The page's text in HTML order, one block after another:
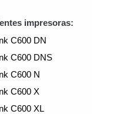
impresoras:
C600 DN
C600 DNS
C600 N
C600 X
C600 XL